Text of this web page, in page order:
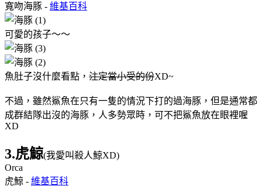
寬吻海豚 - 維基百科
可愛的孩子～～
魚肚子沒什麼看點， 注定當小受的份XD~
不過，雖然鯊魚在只有一隻的情況下打的過海豚，但是通常都
成群結隊出沒的海豚，人多勢眾時，可不把鯊魚放在眼裡喔
XD
3.虎鯨(我愛叫殺人鯨XD)
Orca
虎鯨 - 維基百科